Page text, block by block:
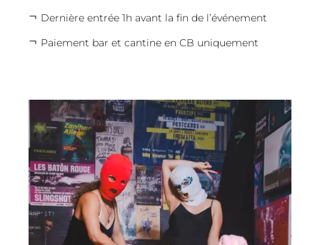
Dernière entrée 1h avant la fin de l’événement
Paiement bar et cantine en CB uniquement